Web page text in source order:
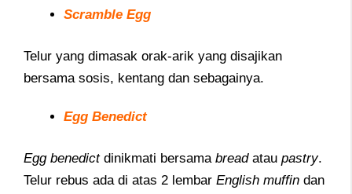
Scramble Egg
Telur yang dimasak orak-arik yang disajikan
bersama sosis, kentang dan sebagainya.
Egg Benedict
Egg benedictdinikmati bersama breadatau pastry.
Telur rebus ada di atas 2 lembar English muffin dan